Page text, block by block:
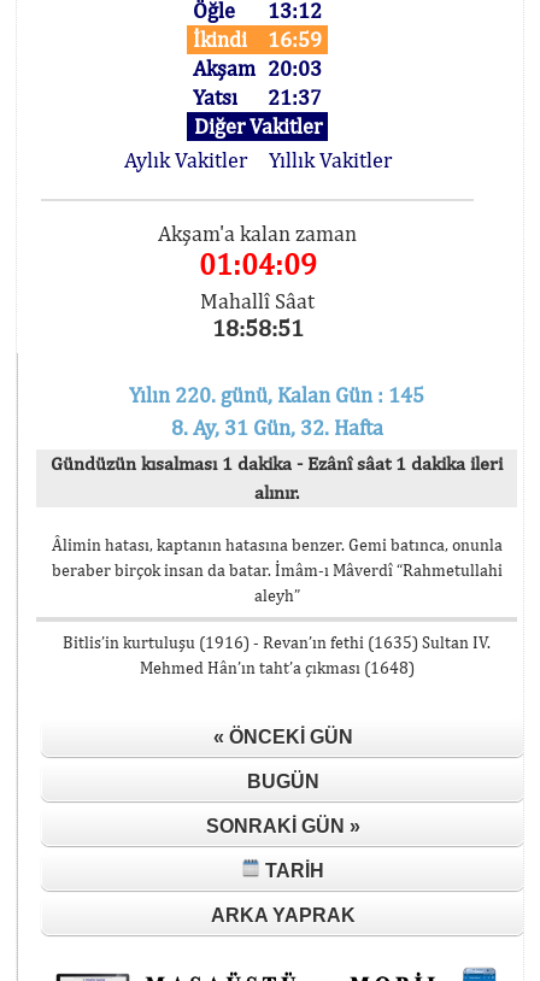
Öğle
13:12
İkindi
16:59
Akşam 20:03
Yatsı
21:37
Diğer Vakitler
Aylık Vakitler
Yıllık Vakitler
Akşam'a kalan zaman
01:04:09
Mahallî Sâat
18:58:51
Yılın 220. günü, Kalan Gün : 145
8. Ay, 31 Gün, 32. Hafta
Gündüzün kısalması 1 dakika - Ezânî sâat 1 dakika ileri
alınır.
Âlimin hatası, kaptanın hatasına benzer. Gemi batınca, onunla
beraber birçok insan da batar. İmâm-ı Mâverdî “Rahmetullahi
aleyh”
Bitlis’in kurtuluşu (1916) - Revan’ın fethi (1635) Sultan IV.
Mehmed Hân’ın taht’a çıkması (1648)
« ÖNCEKI GÜN
BUGÜN
SONRAKI GÜN »
TARIH
ARKA YAPRAK